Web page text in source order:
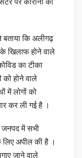
पर कोरोना का
बताया कि अलीगढ़
खिलाफ होने वाले
का टीका
होने वाले
में लोगों को
कर ली गई है ।
जनपद में सभी
लिए अपील की है ।
जाने वाले